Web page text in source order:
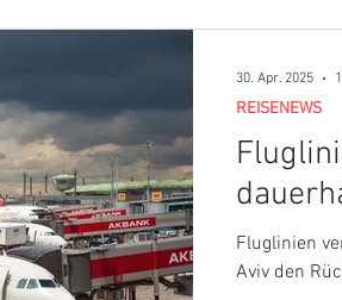
Fluglinien
Aviv den
REISENEWS
30. Apr. 2025